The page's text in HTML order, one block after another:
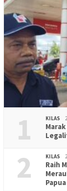
1 KILAS
2 KILAS
Raih